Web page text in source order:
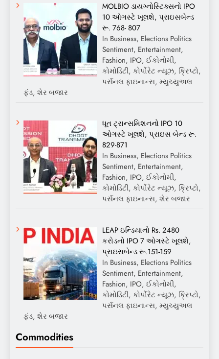
MOLBIO ડાયગ્નોસ્ટિક્સનો IPO
10 ઓગસ્ટે ખૂલશે, પ્રાઇસબેન્ડ
રૂ. 768- 807
In Business, Elections Politics
Sentiment, Entertainment,
Fashion, IPO, ઈકોનોમી,
કોમોડિટી, કોર્પોરેટ ન્યૂઝ, ક્રિપ્ટો,
પર્સનલ ફાઇનાન્સ, મ્યુચ્યુઅલ
ફંડ, શેર બજાર
ધૂત ટ્રાન્સમિશનનો IPO 10
ઓગસ્ટે ખૂલશે, પ્રાઇસ બેન્ડ રૂ.
829-871
In Business, Elections Politics
Sentiment, Entertainment,
Fashion, IPO, ઈકોનોમી,
કોમોડિટી, કોર્પોરેટ ન્યૂઝ, ક્રિપ્ટો,
પર્સનલ ફાઇનાન્સ, શેર બજાર
LEAP ઇન્ડિયાનો Rs. 2480
કરોડનો IPO 7 ઓગસ્ટે ખૂલશે,
પ્રાઇસબેન્ડ રૂ.151-159
In Business, Elections Politics
Sentiment, Entertainment,
Fashion, IPO, ઈકોનોમી,
કોમોડિટી, કોર્પોરેટ ન્યૂઝ, ક્રિપ્ટો,
પર્સનલ ફાઇનાન્સ, મ્યુચ્યુઅલ
ફંડ, શેર બજાર
Commodities